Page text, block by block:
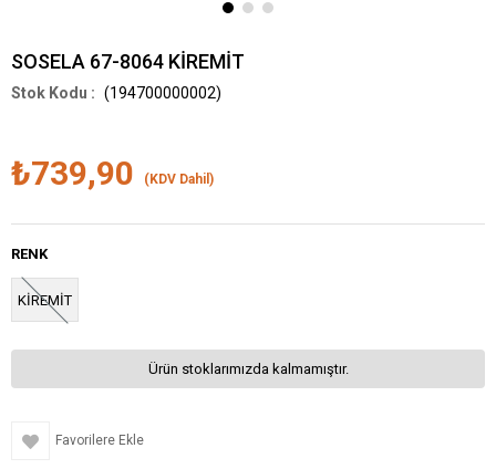
SOSELA 67-8064 KİREMİT
(194700000002)
₺739,90 (KDV Dahil)
RENK
KİREMİT
Ürün stoklarımızda kalmamıştır.
Favorilere Ekle